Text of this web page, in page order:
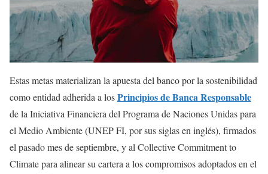
Estas metas materializan la apuesta del banco por la sostenibilidad
como entidad adherida a losPrincipios de Banca Responsable
de la Iniciativa Financiera del Programa de Naciones Unidas para
el Medio Ambiente (UNEP FI, por sus siglas en inglés), firmados
el pasado mes de septiembre, y al Collective Commitment to
Climate para alinear su cartera a los compromisos adoptados en el